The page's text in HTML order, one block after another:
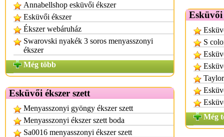
Annabellshop esküvői ékszer
Esküvői ékszer
Ékszer webáruház
Swarovski nyakék 3 soros menyasszonyi
ékszer
Még több
Esküvői ékszer szett
Menyasszonyi gyöngy ékszer szett
Menyasszonyi ékszer szett boda
Sa0016 menyasszonyi ékszer szett
S
Még